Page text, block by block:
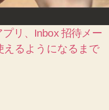
リ、Inbox 招待メー
えるようになるまで